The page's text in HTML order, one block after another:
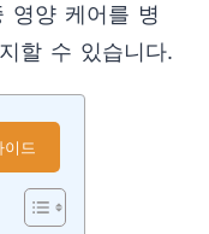
영양 케어를 병
할 수 있습니다.
드